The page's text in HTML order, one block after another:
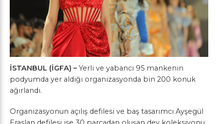
İSTANBUL (İGFA) – Yerli ve yabancı 95 mankenin
podyumda yer aldığı organizasyonda bin 200 konuk
ağırlandı.
Organizasyonun açılış defilesi ve baş tasarımcı Ayşegül